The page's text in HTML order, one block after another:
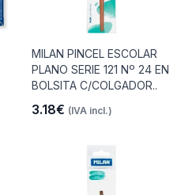
MILAN PINCEL ESCOLAR
PLANO SERIE 121 Nº 24 EN
BOLSITA C/COLGADOR..
3.18€ (IVA incl.)